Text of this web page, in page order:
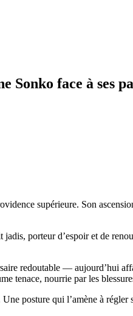
Sonko face à ses
supérieure. Son
porteur d’espoir et de
redoutable — aujourd’hui
tenace, nourrie par les
posture qui l’amène à